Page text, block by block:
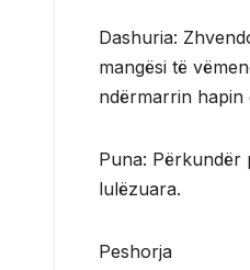
Dashuria:
mangësi të
ndërmarrin hapin
Puna: Përkundër
lulëzuara.
Peshorja